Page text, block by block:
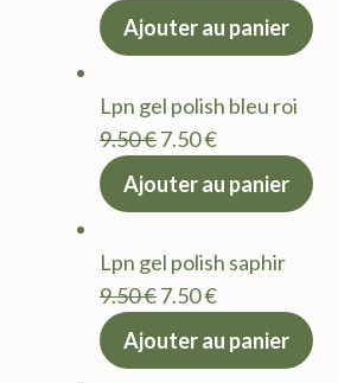
prix
9.50 €.
actuel
7.50 €.
Ajouter au panier
Lpn gel polish bleu roi
9.50€Le
prix
9.50 €.
7.50€Le
actuel
7.50 €.
Ajouter au panier
Lpn gel polish saphir
9.50€Le
prix
7.50€Le
actuel
Ajouter au panier